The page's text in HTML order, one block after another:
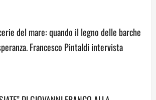
del mare: quando il legno delle barche
Francesco Pintaldi intervista